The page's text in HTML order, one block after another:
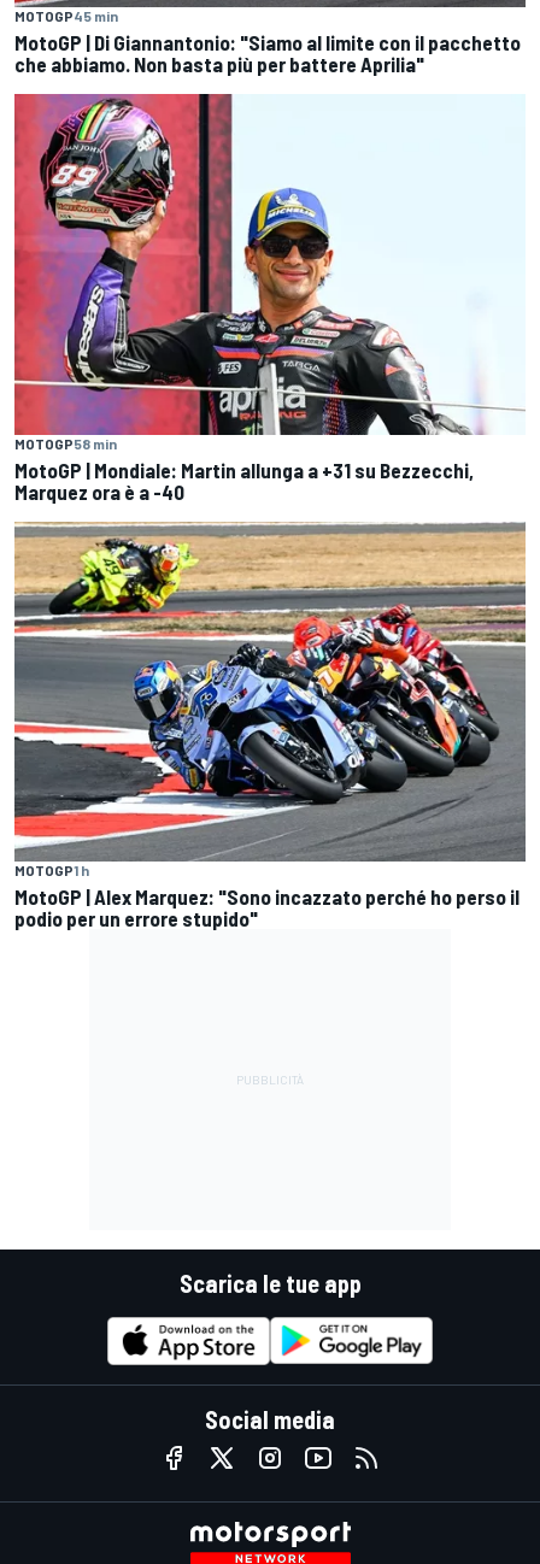
MOTOGP45 min
MotoGP | Di Giannantonio: "Siamo al limite con il pacchetto
che abbiamo. Non basta più per battere Aprilia"
MOTOGP58 min
MotoGP | Mondiale: Martin allunga a +31 su Bezzecchi,
Marquez ora è a -40
MOTOGP1 h
MotoGP | Alex Marquez: "Sono incazzato perché ho perso il
podio per un errore stupido"
Scarica le tue app
Social media